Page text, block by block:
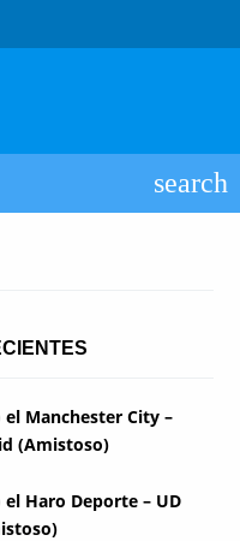
Manchester City –
(Amistoso)
Haro Deporte – UD